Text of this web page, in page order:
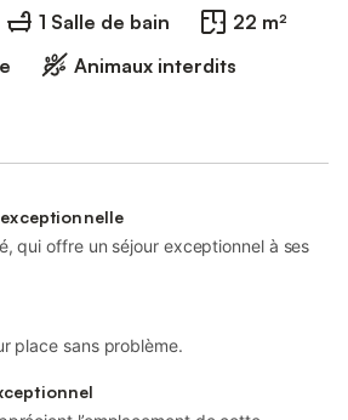
1 Salle de bain
22 m²
Animaux interdits
qui offre un séjour exceptionnel à ses
place sans problème.